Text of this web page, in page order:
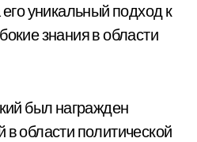
уникальный подход к
знания в области
был награжден
области политической